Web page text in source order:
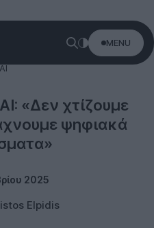
MENU
«Δεν χτίζουμε
ψηφιακά
2025
Elpidis